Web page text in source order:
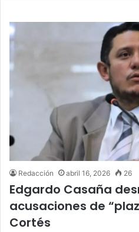
Redacción abril 16, 2026 26
Edgardo Casaña
acusaciones de
Cortés